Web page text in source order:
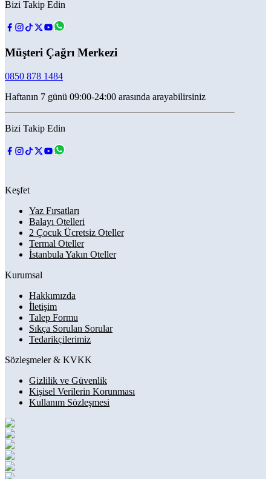
Bizi Takip Edin
Müşteri Çağrı Merkezi
0850 878 1484
Haftanın 7 günü 09:00-24:00 arasında arayabilirsiniz
Bizi Takip Edin
Keşfet
Yaz Fırsatları
Balayı Otelleri
2 Çocuk Ücretsiz Oteller
Termal Oteller
İstanbula Yakın Oteller
Kurumsal
Hakkımızda
İletişim
Talep Formu
Sıkça Sorulan Sorular
Tedarikçilerimiz
Sözleşmeler & KVKK
Gizlilik ve Güvenlik
Kişisel Verilerin Korunması
Kullanım Sözleşmesi